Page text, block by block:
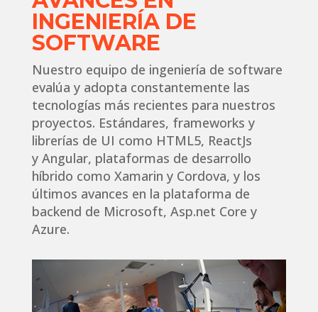
INGENIERÍA DE
SOFTWARE
Nuestro equipo de ingeniería de software
evalúa y adopta constantemente las
tecnologías más recientes para nuestros
proyectos. Estándares, frameworks y
librerías de UI como HTML5, ReactJs
y Angular, plataformas de desarrollo
híbrido como Xamarin y Cordova, y los
últimos avances en la plataforma de
backend de Microsoft, Asp.net Core y
Azure.